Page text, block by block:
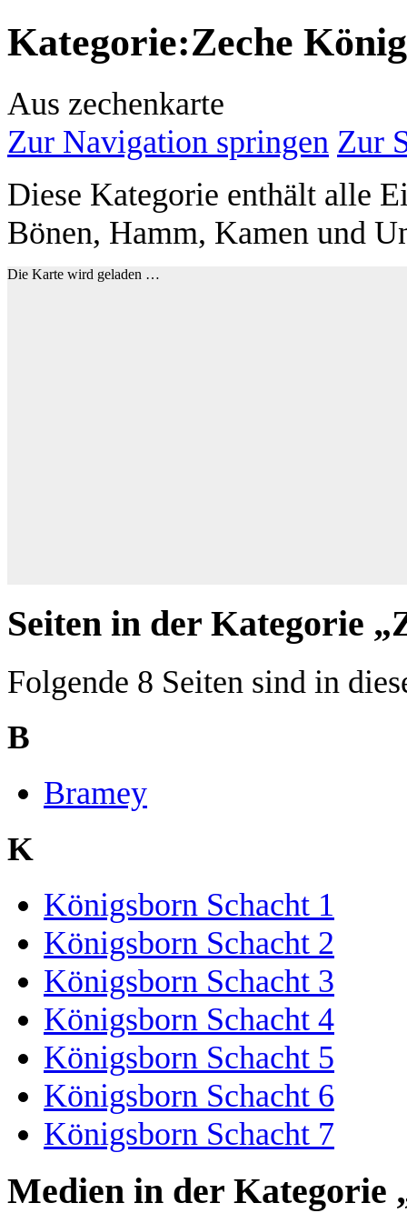
Kategorie:Zeche
Aus zechenkarte
Zur Navigation springen Zur
Diese Kategorie enthält alle
Bönen, Hamm, Kamen und
Die Karte wird geladen …
Seiten in der Kategorie
Folgende 8 Seiten sind in
B
Bramey
K
Königsborn Schacht 1
Königsborn Schacht 2
Königsborn Schacht 3
Königsborn Schacht 4
Königsborn Schacht 5
Königsborn Schacht 6
Königsborn Schacht 7
Medien in der Kategorie